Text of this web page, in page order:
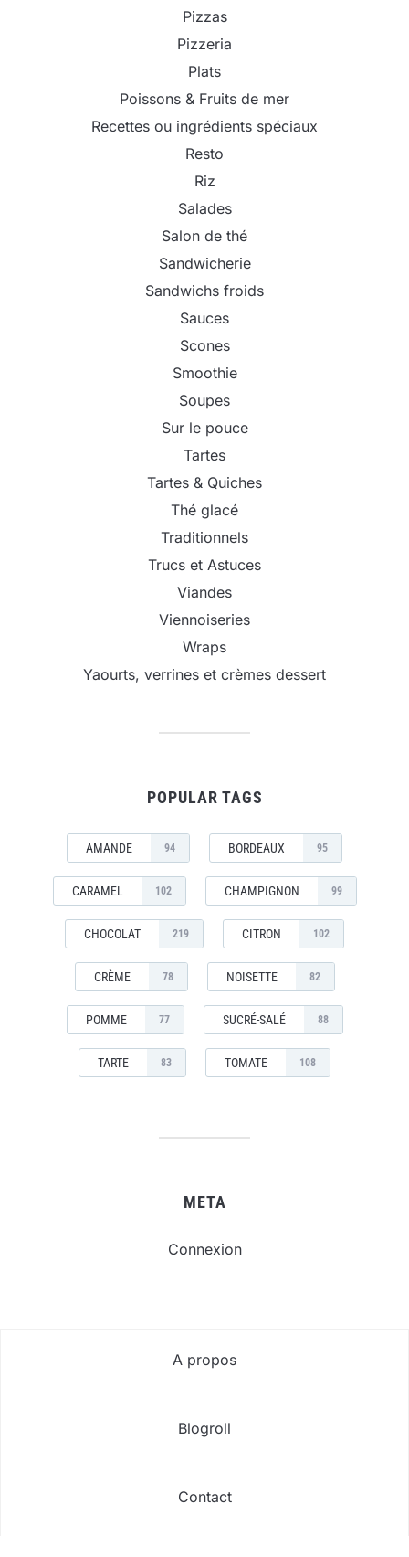
Pizzas
Pizzeria
Plats
Poissons & Fruits de mer
Recettes ou ingrédients spéciaux
Resto
Riz
Salades
Salon de thé
Sandwicherie
Sandwichs froids
Sauces
Scones
Smoothie
Soupes
Sur le pouce
Tartes
Tartes & Quiches
Thé glacé
Traditionnels
Trucs et Astuces
Viandes
Viennoiseries
Wraps
Yaourts, verrines et crèmes dessert
POPULAR TAGS
AMANDE 94 BORDEAUX 95
CARAMEL 102 CHAMPIGNON 99
CHOCOLAT 219 CITRON 102
CRÈME 78 NOISETTE 82
POMME 77 SUCRÉ-SALÉ 88
TARTE 83 TOMATE 108
META
Connexion
A propos
Blogroll
Contact